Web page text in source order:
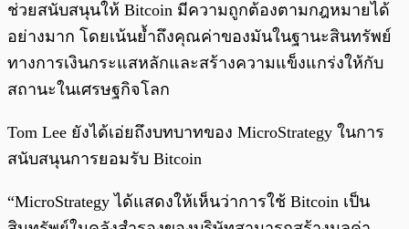
ช่วยสนับสนุนให้ Bitcoin มีความถูกต้องตามกฎหมายได้
อย่างมาก โดยเน้นย้ำถึงคุณค่าของมันในฐานะสินทรัพย์
ทางการเงินกระแสหลักและสร้างความแข็งแกร่งให้กับ
สถานะในเศรษฐกิจโลก
Tom Lee ยังได้เอ่ยถึงบทบาทของ MicroStrategy ในการ
สนับสนุนการยอมรับ Bitcoin
“MicroStrategy ได้แสดงให้เห็นว่าการใช้ Bitcoin เป็น